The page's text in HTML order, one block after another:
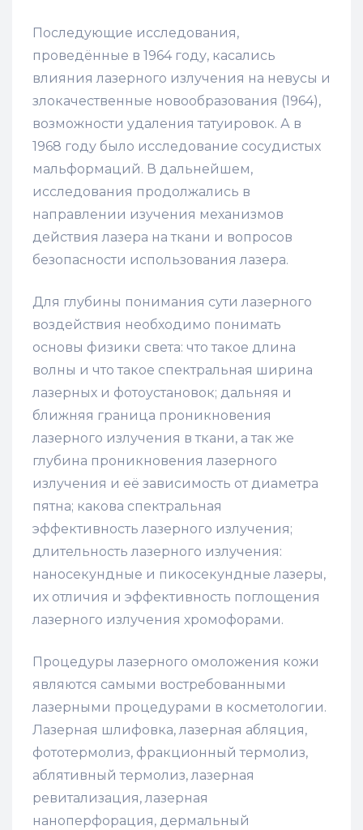
Последующие исследования,
проведённые в 1964 году, касались
влияния лазерного излучения на невусы и
злокачественные новообразования (1964),
возможности удаления татуировок. А в
1968 году было исследование сосудистых
мальформаций. В дальнейшем,
исследования продолжались в
направлении изучения механизмов
действия лазера на ткани и вопросов
безопасности использования лазера.
Для глубины понимания сути лазерного
воздействия необходимо понимать
основы физики света: что такое длина
волны и что такое спектральная ширина
лазерных и фотоустановок; дальняя и
ближняя граница проникновения
лазерного излучения в ткани, а так же
глубина проникновения лазерного
излучения и её зависимость от диаметра
пятна; какова спектральная
эффективность лазерного излучения;
длительность лазерного излучения:
наносекундные и пикосекундные лазеры,
их отличия и эффективность поглощения
лазерного излучения хромофорами.
Процедуры лазерного омоложения кожи
являются самыми востребованными
лазерными процедурами в косметологии.
Лазерная шлифовка, лазерная абляция,
фототермолиз, фракционный термолиз,
аблятивный термолиз, лазерная
ревитализация, лазерная
наноперфорация, дермальный